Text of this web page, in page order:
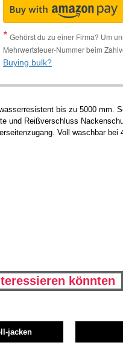
Gehörst du zu einer Firma? Um
Mehrwertsteuer-Nummer beim
Buying bulk?
bis zu 5000 mm.
und Reißverschluss
Voll waschbar bei
könnten
jacken